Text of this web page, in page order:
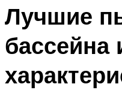
Лучшие
бассейна